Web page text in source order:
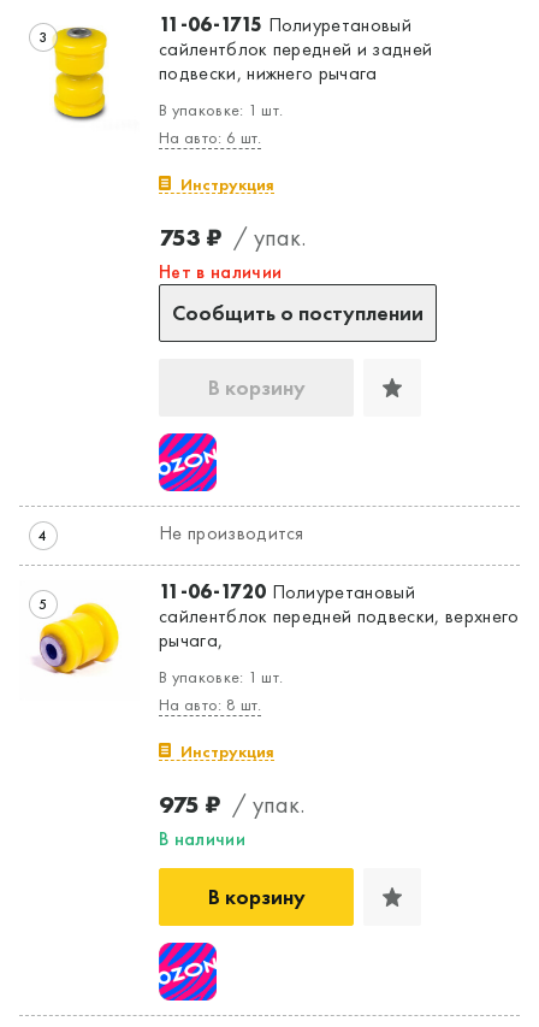
3 11-06-1715 Полиуретановый
сайлентблок передней и задней
подвески, нижнего рычага
В упаковке: 1 шт.
На авто: 6 шт.
Инструкция
753 ₽ / упак.
Нет в наличии
Сообщить о поступлении
В корзину
4 Не производится
5 11-06-1720 Полиуретановый
сайлентблок передней подвески, верхнего
рычага,
В упаковке: 1 шт.
На авто: 8 шт.
Инструкция
975 ₽ / упак.
В наличии
В корзину